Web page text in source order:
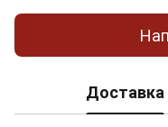
Доставка